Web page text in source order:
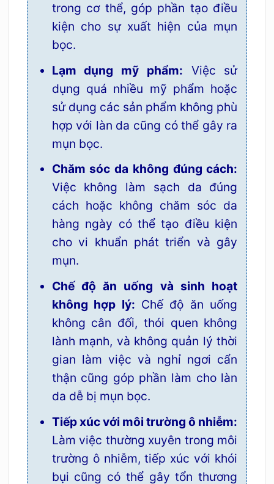
trong cơ thể, góp phần tạo điều
kiện cho sự xuất hiện của mụn
bọc.
Lạm dụng mỹ phẩm: Việc sử
dụng quá nhiều mỹ phẩm hoặc
sử dụng các sản phẩm không phù
hợp với làn da cũng có thể gây ra
mụn bọc.
Chăm sóc da không đúng cách:
Việc không làm sạch da đúng
cách hoặc không chăm sóc da
hàng ngày có thể tạo điều kiện
cho vi khuẩn phát triển và gây
mụn.
Chế độ ăn uống và sinh hoạt
không hợp lý: Chế độ ăn uống
không cân đối, thói quen không
lành mạnh, và không quản lý thời
gian làm việc và nghỉ ngơi cẩn
thận cũng góp phần làm cho làn
da dễ bị mụn bọc.
Tiếp xúc với môi trường ô nhiễm:
Làm việc thường xuyên trong môi
trường ô nhiễm, tiếp xúc với khói
bụi cũng có thể gây tổn thương